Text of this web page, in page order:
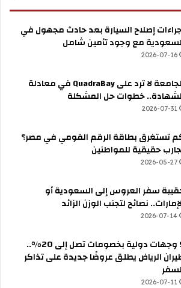
إصلاح السيارة بعد حادث مجهول في
مع وجود تأمين شامل
2026-07-16
الجامعة لا ترد على QuadraBay في معادلة
خطوات حل المشكلة
2026-07-31
تستغرق بطاقة الرقم القومي في مصر؟
حقيقية للمواطنين
2026-05-27
سفر العروس إلى السعودية أو
نصائح لتجنب الوزن الزائد
2026-07-14
9 وجهات دولية بخصومات تصل إلى 20%..
الرياض يطلق عروضًا جديدة على تذاكر
2026-07-11